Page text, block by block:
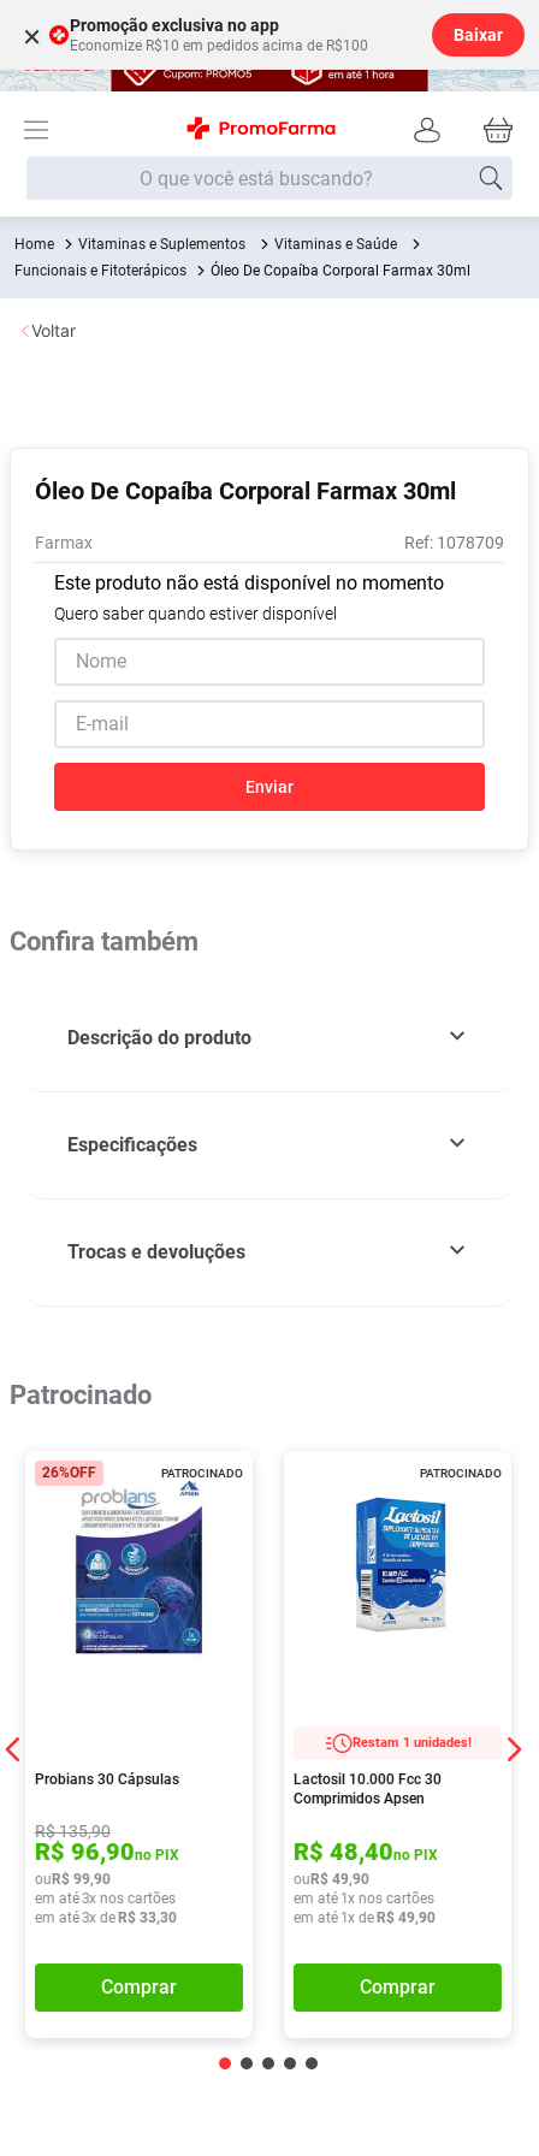
× Promoção exclusiva no app
Economize R$10 em pedidos acima de R$100
Baixar
O que você está buscando?
Vitaminas e Suplementos
Vitaminas e Saúde
Funcionais e Fitoterápicos
Óleo De Copaíba Corporal Farmax 30ml
Óleo De Copaíba Corporal Farmax 30ml
Farmax : 1078709
Este produto não está disponível no momento
Quero saber quando estiver disponível
Enviar
Voltar
Confira também
Descrição do produto
Especificações
Trocas e devoluções
Patrocinado
PATROCINADO
26%OFF
Probians 30 Cápsulas
R$135,90
R$ 96,90no PIX
ou R$ 99,90
em até3x nos cartões
em até3x de R$ 33,30
Comprar
PATROCINADO
Restam 1 unidades!
Lactosil 10.000 Fcc 30
Comprimidos Apsen
R$ 48,40no PIX
ou R$ 49,90
em até 1x nos cartões
em até 1x de R$ 49,90
Comprar
Termos mais buscados
1º Fralda
2
5º Fralda G
6º Shampoo
8º Pampers Confort Sec
9º Vitamina D
10º Soro Fisiológico